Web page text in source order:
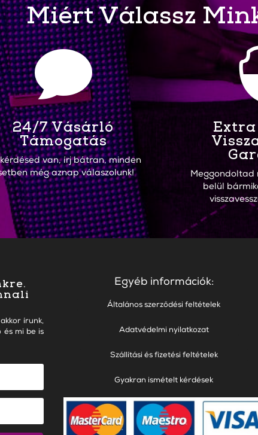
Miért Válassz

24/7 Vásárló
Támogatás
van, írj bátran, minden
még aznap válaszolunk!
Extra
Meggondoltad
belül
írunk,
és mi be is
Egyéb információk:
Általános szerződési feltételek
Adatvédelmi nyilatkozat
Szállítási és fizetési feltételek
Gyakran ismételt kérdések